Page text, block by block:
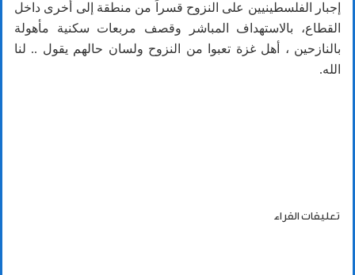
إجبار الفلسطينيين على النزوح قسراً من منطقة إلى أخرى داخل
القطاع، بالاستهداف المباشر وقصف مربعات سكنية مأهولة
بالنازحين ، أهل غزة تعبوا من النزوح ولسان حالهم يقول .. لنا
الله.
تعليقات القراء